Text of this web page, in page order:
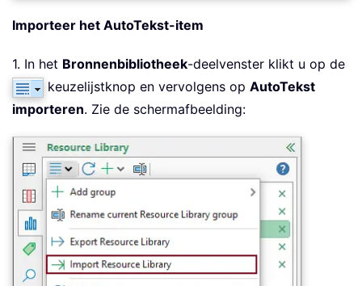
Importeer het AutoTekst-item
1. In het Bronnenbibliotheek-deelvenster klikt u op de
keuzelijstknop en vervolgens op AutoTekst
importeren. Zie de schermafbeelding: